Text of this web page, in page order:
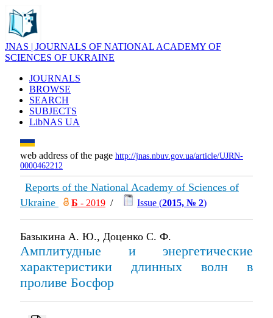
JNAS | JOURNALS OF NATIONAL ACADEMY OF
SCIENCES OF UKRAINE
JOURNALS
BROWSE
SEARCH
SUBJECTS
LibNAS UA
web address of the page http://jnas.nbuv.gov.ua/article/UJRN-
0000462212
Reports of the National Academy of Sciences of
Ukraine
Б - 2019 / Issue (2015, № 2)
Базыкина А. Ю., Доценко С. Ф.
Амплитудные и энергетические
характеристики длинных волн в
проливе Босфор